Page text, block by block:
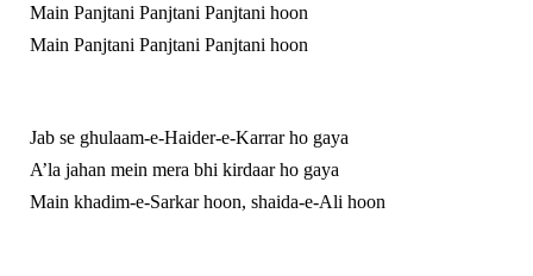
Main Panjtani Panjtani Panjtani hoon
Main Panjtani Panjtani Panjtani hoon
Jab se ghulaam-e-Haider-e-Karrar ho gaya
A’la jahan mein mera bhi kirdaar ho gaya
Main khadim-e-Sarkar hoon, shaida-e-Ali hoon